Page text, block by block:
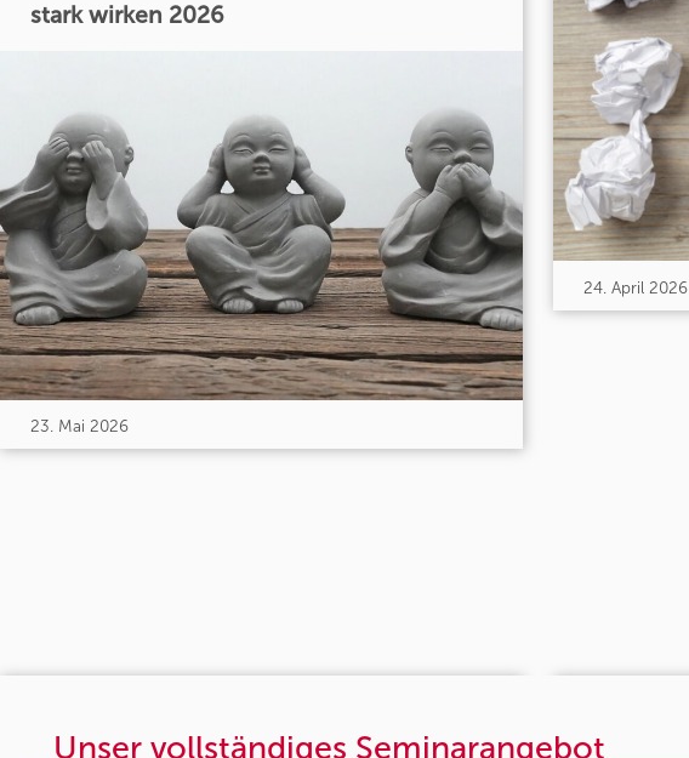
stark wirken 2026
23. Mai 2026
24. April 2026
Unser vollständiges Seminarangebot